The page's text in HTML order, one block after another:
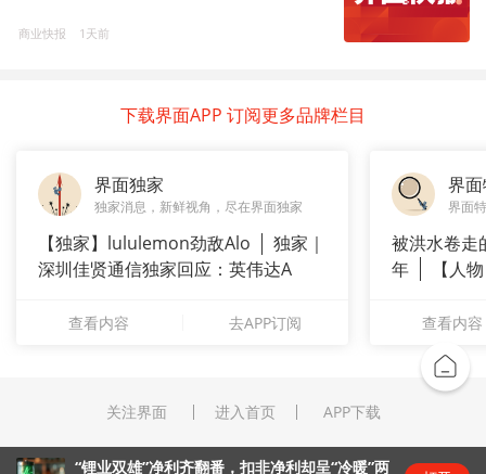
商业快报 1天前
下载界面APP 订阅更多品牌栏目
界面独家
独家消息，新鲜视角，尽在界面独家
【独家】lululemon劲敌Alo
独家｜
深圳佳贤通信独家回应：英伟达A
查看内容 去APP订阅
界
界面
被洪水卷走
年
【人
查看内容
关注界面 进入首页 APP下载
“锂业双雄”净利齐翻番，扣非净利却呈“冷暖”两